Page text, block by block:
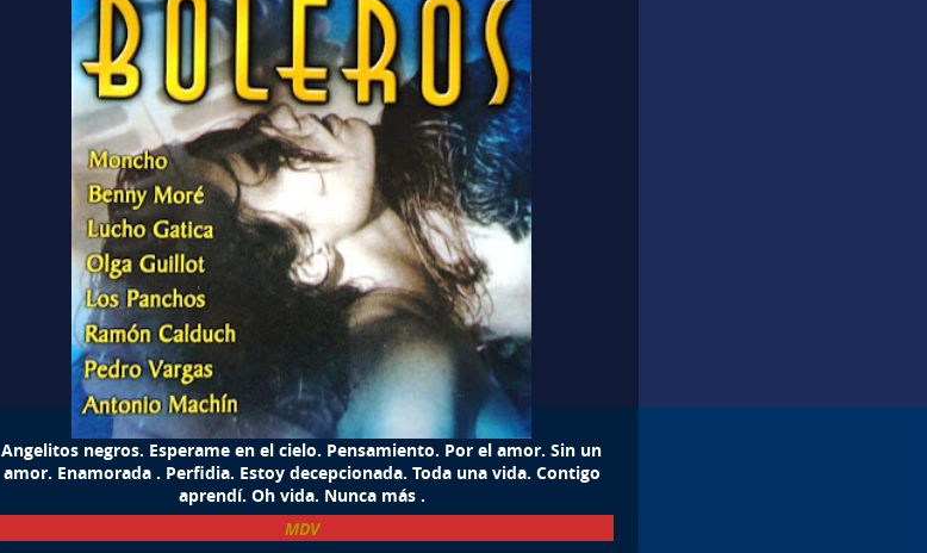
Angelitos negros. Esperame en el cielo. Pensamiento. Por el amor. Sin un
amor. Enamorada . Perfidia. Estoy decepcionada. Toda una vida. Contigo
aprendí. Oh vida. Nunca más .
MDV